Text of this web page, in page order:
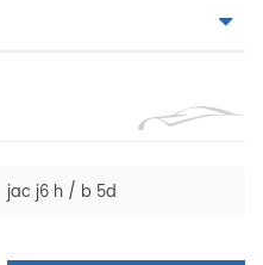
jac j6 h / b 5d